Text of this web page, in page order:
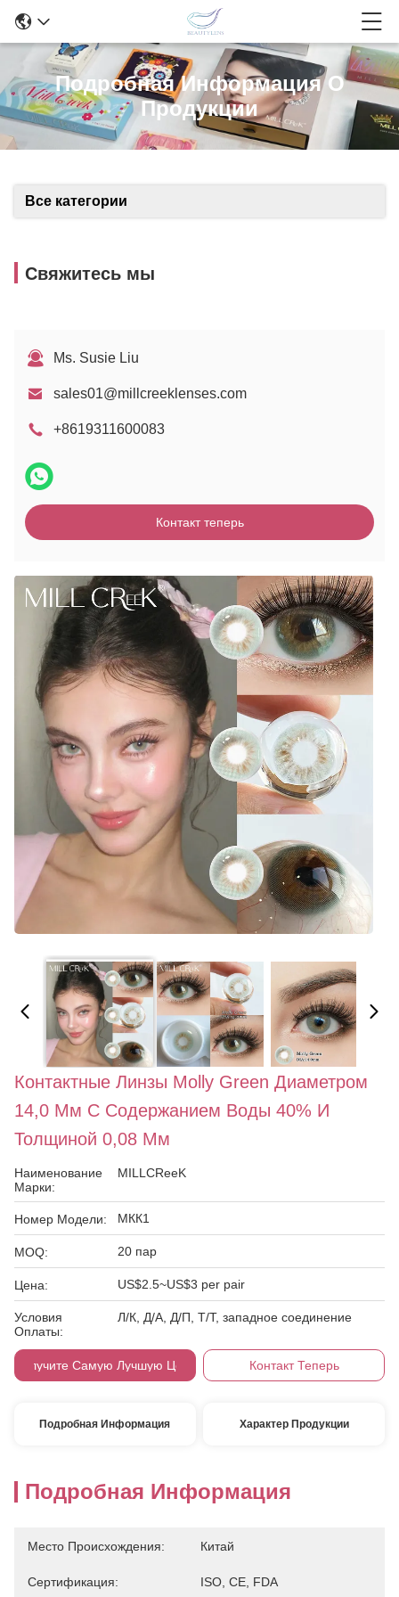
Подробная Информация О
Продукции
Все категории
Свяжитесь мы
Ms. Susie Liu
sales01@millcreeklenses.com
+8619311600083
Контакт теперь
Контактные Линзы Molly Green Диаметром
14,0 Мм С Содержанием Воды 40% И
Толщиной 0,08 Мм
Наименование
Марки:
MILLCReeK
Номер Модели: МКК1
MOQ: 20 пар
Цена: US$2.5~US$3 per pair
Условия
Оплаты:
Л/К, Д/А, Д/П, Т/Т, западное соединение
Получите Самую Лучшую Цену Контакт Теперь
Подробная Информация Характер Продукции
Подробная Информация
Место Происхождения: Китай
Сертификация: ISO, CE, FDA